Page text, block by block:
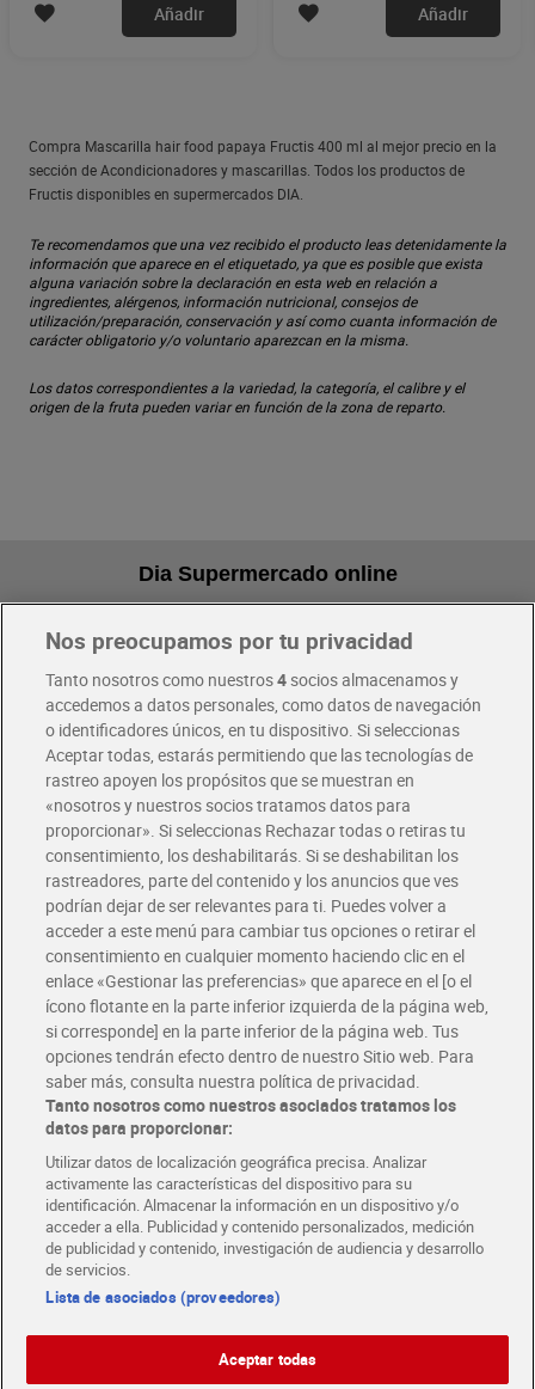
Añadir Añadir
Compra Mascarilla hair food papaya Fructis 400 ml al mejor precio en la
sección de Acondicionadores y mascarillas. Todos los productos de
Fructis disponibles en supermercados DIA.
Te recomendamos que una vez recibido el producto leas detenidamente la
información que aparece en el etiquetado, ya que es posible que exista
alguna variación sobre la declaración en esta web en relación a
ingredientes, alérgenos, información nutricional, consejos de
utilización/preparación, conservación y así como cuanta información de
carácter obligatorio y/o voluntario aparezcan en la misma.
Los datos correspondientes a la variedad, la categoría, el calibre y el
origen de la fruta pueden variar en función de la zona de reparto.
Dia Supermercado online
Pide hoy, recibe hoy
Envío gratis por compras superiores a 100€
Envío estandar por 4,99€
Glovo y Uber Eats
Solicita tu factura de Glovo o Uber Eats
Únete al CLUB Dia
Disfruta las ventajas y ofertas exclusivas.
Descárgate la APP Dia
Folletos y Tiendas
Descubre las mejores ofertas y busca tu tienda más cercana
Tarjeta MaX Dia
Te devuelve hasta 8€/mes de tus compras.
¡Solicita tu tarjeta de crédito aquí!
COMER MEJOR CADA DIA
COLABORA CON DIA ABRE TU TIENDA DIA CORPORATE
Nos preocupamos por tu privacidad
Tanto nosotros como nuestros4socios almacenamos y
accedemos a datos personales, como datos de navegación
o identificadores únicos, en tu dispositivo. Si seleccionas
Aceptar todas, estarás permitiendo que las tecnologías de
rastreo apoyen los propósitos que se muestran en
«nosotros y nuestros socios tratamos datos para
proporcionar». Si seleccionas Rechazar todas o retiras tu
consentimiento, los deshabilitarás. Si se deshabilitan los
rastreadores, parte del contenido y los anuncios que ves
podrían dejar de ser relevantes para ti. Puedes volver a
acceder a este menú para cambiar tus opciones o retirar el
consentimiento en cualquier momento haciendo clic en el
enlace «Gestionar las preferencias» que aparece en el [o el
ícono flotante en la parte inferior izquierda de la página web,
si corresponde] en la parte inferior de la página web. Tus
opciones tendrán efecto dentro de nuestro Sitio web. Para
saber más, consulta nuestra política de privacidad.
Tanto nosotros como nuestros asociados tratamos los
datos para proporcionar:
Utilizar datos de localización geográfica precisa. Analizar
activamente las características del dispositivo para su
identificación. Almacenar la información en un dispositivo y/o
acceder a ella. Publicidad y contenido personalizados, medición
de publicidad y contenido, investigación de audiencia y desarrollo
de servicios.
Lista de asociados (proveedores)
Aceptar todas